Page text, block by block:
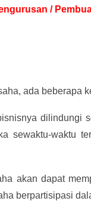
/
ada beberapa
dilindungi
sewaktu-waktu
akan dapat
berpartisipasi